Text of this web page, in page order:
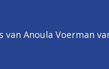
Anoula Voerman